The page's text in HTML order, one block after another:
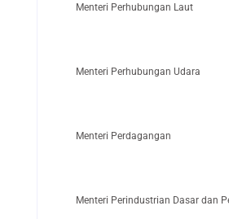
Menteri Perhubungan Laut
Menteri Perhubungan Udara
Menteri Perdagangan
Menteri Perindustrian Dasar dan